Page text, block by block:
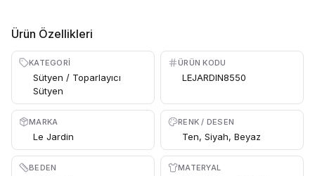
Ürün Özellikleri
KATEGORI
Sütyen / Toparlayıcı
Sütyen
ÜRÜN KODU
LEJARDIN8550
MARKA
Le Jardin
RENK / DESEN
Ten, Siyah, Beyaz
BEDEN MATERYAL